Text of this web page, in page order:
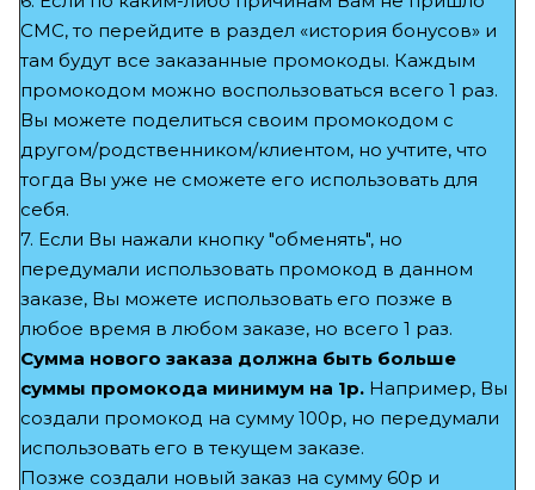
СМС, то перейдите в раздел «история бонусов» и
там будут все заказанные промокоды. Каждым
промокодом можно воспользоваться всего 1 раз.
Вы можете поделиться своим промокодом с
другом/родственником/клиентом, но учтите, что
тогда Вы уже не сможете его использовать для
себя.
7. Если Вы нажали кнопку "обменять", но
передумали использовать промокод в данном
заказе, Вы можете использовать его позже в
любое время в любом заказе, но всего 1 раз.
Сумма нового заказа должна быть больше
суммы промокода минимум на 1р. Например, Вы
создали промокод на сумму 100р, но передумали
использовать его в текущем заказе.
Позже создали новый заказ на сумму 60р и